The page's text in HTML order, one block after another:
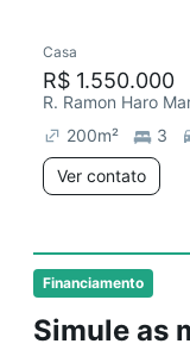
Financiamento
Simule as
Casa
R$ 1.550.000
R. Ramon Haro
200m² 3
Ver contato